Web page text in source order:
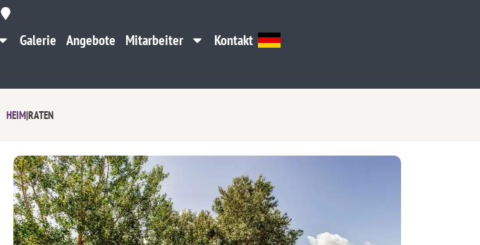
Galerie Angebote Mitarbeiter
Kontakt
HEIM|RATEN